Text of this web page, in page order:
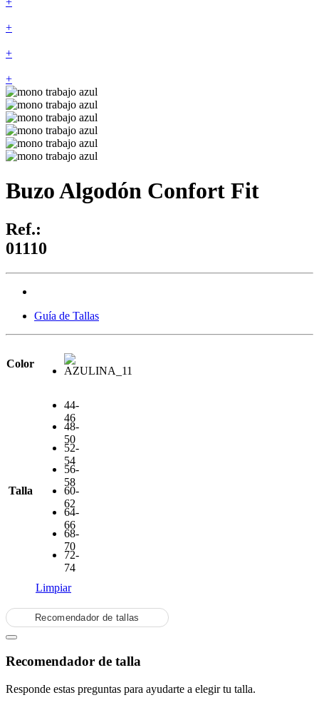
+
+
+
Buzo Algodón Confort Fit
Ref.:
01110
Guía de Tallas
Color
Talla
44-
46
48-
50
52-
54
56-
58
60-
62
64-
66
68-
70
72-
74
Limpiar
Recomendador de tallas
Recomendador de talla
Responde estas preguntas para ayudarte a elegir tu talla.